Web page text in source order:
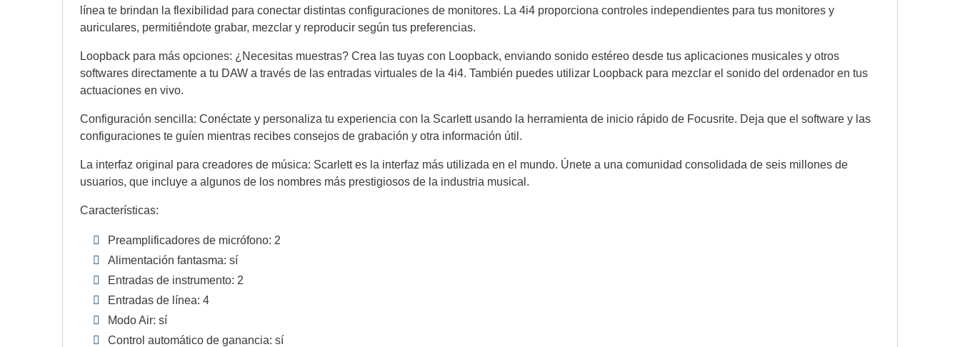
línea te brindan la flexibilidad para conectar distintas configuraciones de monitores. La 4i4 proporciona controles independientes para tus monitores y
auriculares, permitiéndote grabar, mezclar y reproducir según tus preferencias.
Loopback para más opciones: ¿Necesitas muestras? Crea las tuyas con Loopback, enviando sonido estéreo desde tus aplicaciones musicales y otros
softwares directamente a tu DAW a través de las entradas virtuales de la 4i4. También puedes utilizar Loopback para mezclar el sonido del ordenador en tus
actuaciones en vivo.
Configuración sencilla: Conéctate y personaliza tu experiencia con la Scarlett usando la herramienta de inicio rápido de Focusrite. Deja que el software y las
configuraciones te guíen mientras recibes consejos de grabación y otra información útil.
La interfaz original para creadores de música: Scarlett es la interfaz más utilizada en el mundo. Únete a una comunidad consolidada de seis millones de
usuarios, que incluye a algunos de los nombres más prestigiosos de la industria musical.
Características:
Preamplificadores de micrófono: 2
Alimentación fantasma: sí
Entradas de instrumento: 2
Entradas de línea: 4
Modo Air: sí
Control automático de ganancia: sí